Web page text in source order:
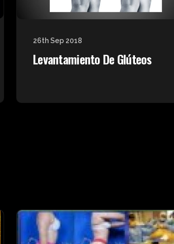
26th Sep 2018
Levantamiento De Glúteos